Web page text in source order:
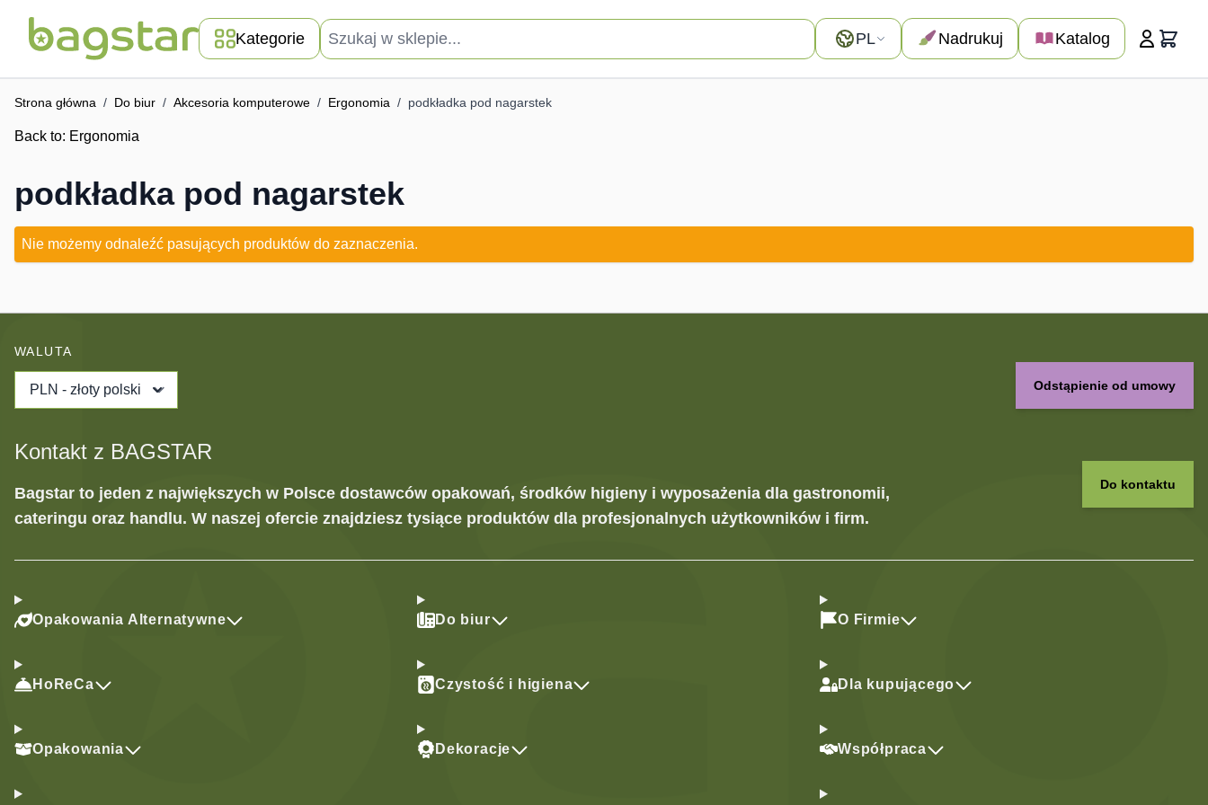
Kategorie
Szukaj w sklepie...
Język
PL Nadrukuj Katalog Koszyk
Strona główna / Do biur / Akcesoria komputerowe / Ergonomia / podkładka pod nagarstek
Back to: Ergonomia
podkładka pod nagarstek
Nie możemy odnaleźć pasujących produktów do zaznaczenia.
WALUTA
PLN - złoty polski Odstąpienie od umowy
Kontakt z BAGSTAR
Bagstar to jeden z największych w Polsce dostawców opakowań, środków higieny i wyposażenia dla gastronomii,
cateringu oraz handlu. W naszej ofercie znajdziesz tysiące produktów dla profesjonalnych użytkowników i firm.
Do kontaktu
Opakowania Alternatywne
HoReCa
Opakowania
Do biur
Czystość i higiena
Dekoracje
O Firmie
Dla kupującego
Współpraca